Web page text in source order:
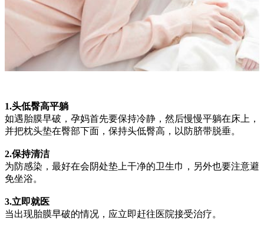
1.头低臀高平躺
如遇胎膜早破，孕妈首先要保持冷静，然后慢慢平躺在床上，
并把枕头垫在臀部下面，保持头低臀高，以防脐带脱垂。
2.保持清洁
为防感染，最好在会阴处垫上干净的卫生巾，另外也要注意避
免坐浴。
3.立即就医
当出现胎膜早破的情况，应立即赶往医院接受治疗。